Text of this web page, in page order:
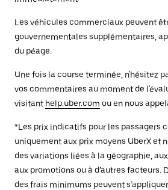
Les véhicules commerciaux peuvent
gouvernementales supplémentaires,
du péage.
Une fois la course terminée, n'hésitez
vos commentaires au moment de
visitant help.uber.com ou en nous
*Les prix indicatifs pour les passagers
uniquement aux prix moyens UberX et
des variations liées à la géographie,
aux promotions ou à d’autres facteurs.
des frais minimums peuvent